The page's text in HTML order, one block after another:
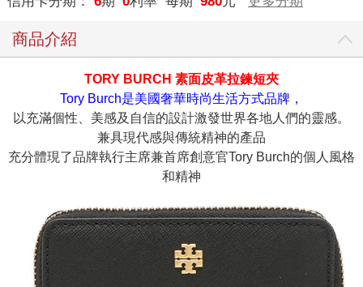
商品介紹
TORY BURCH 素面皮革拉鍊短夾
Tory Burch是美國奢華時尚生活方式品牌，
以充滿個性、美感及自信的設計激發世界各地人們的靈感。
兼具現代感與傳統精神的產品
充分體現了品牌執行主席兼首席創意官Tory Burch的個人風格
和精神